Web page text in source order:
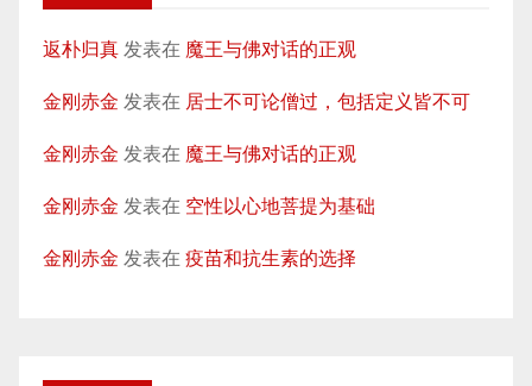
返朴归真 发表在 魔王与佛对话的正观
金刚赤金 发表在 居士不可论僧过，包括定义皆不可
金刚赤金 发表在 魔王与佛对话的正观
金刚赤金 发表在 空性以心地菩提为基础
金刚赤金 发表在 疫苗和抗生素的选择